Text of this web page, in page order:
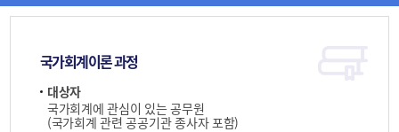
국가회계이론 과정
대상자
국가회계에 관심이 있는 공무원
(국가회계 관련 공공기관 종사자 포함)